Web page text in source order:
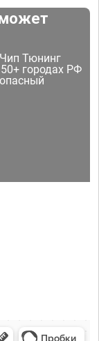
Тюнинг
городах РФ